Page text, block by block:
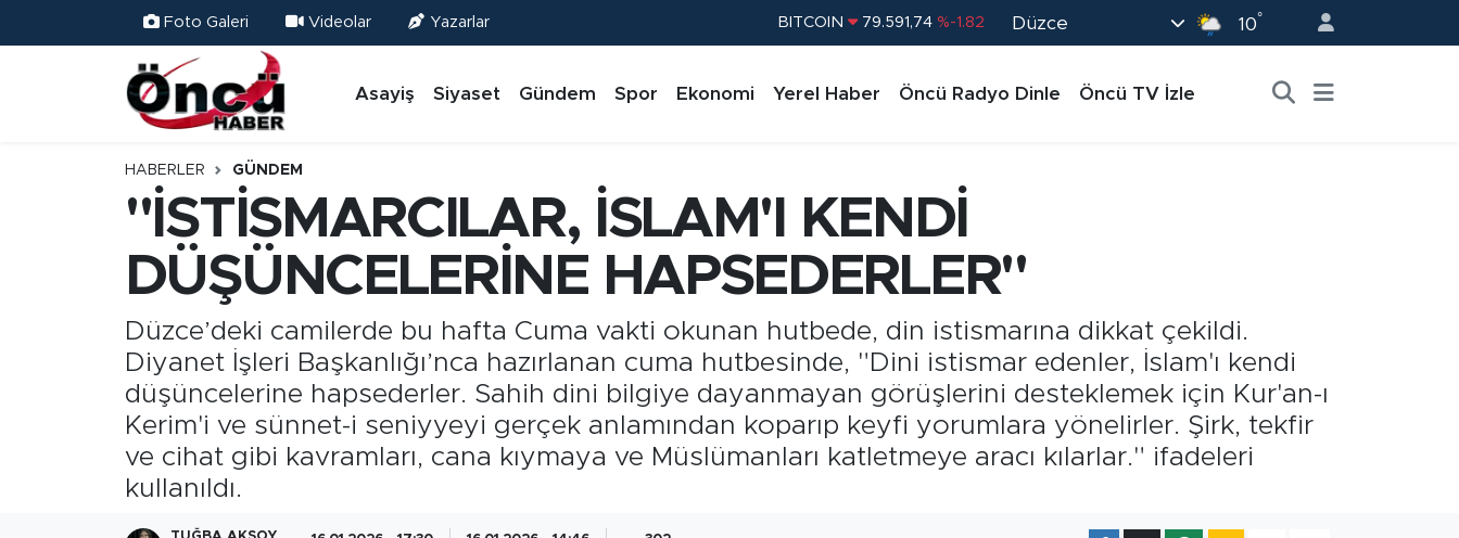
Foto Galeri Videolar Yazarlar DOLAR 45,43620 %0.02
STERLİN 61,60380 %0.18
BITCOIN 79.591,74 %-1.82
Düzce 10°
Asayiş Siyaset Gündem Spor Ekonomi Yerel Haber Öncü Radyo Dinle Öncü TV İzle
HABERLER GÜNDEM
"İSTİSMARCILAR, İSLAM'I KENDİ
DÜŞÜNCELERİNE HAPSEDERLER"
Düzce’deki camilerde bu hafta Cuma vakti okunan hutbede, din istismarına dikkat çekildi.
Diyanet İşleri Başkanlığı’nca hazırlanan cuma hutbesinde, "Dini istismar edenler, İslam'ı kendi
düşüncelerine hapsederler. Sahih dini bilgiye dayanmayan görüşlerini desteklemek için Kur'an-ı
Kerim'i ve sünnet-i seniyyeyi gerçek anlamından koparıp keyfi yorumlara yönelirler. Şirk, tekfir
ve cihat gibi kavramları, cana kıymaya ve Müslümanları katletmeye aracı kılarlar." ifadeleri
kullanıldı.
Sağlık & Çevre
Yerel Haber
Öncü Radyo Dinle
Öncü TV İzle
Düzce Nöbetçi Eczaneler
Düzce Hava Durumu
Düzce Namaz Vakitleri
Düzce Trafik Yoğunluk Haritası
Süper Lig Puan Durumu ve Fikstür
Tüm Manşetler
Son Dakika Haberleri
Haber Arşivi